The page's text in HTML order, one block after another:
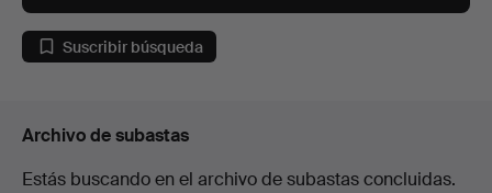
Suscribir búsqueda
Archivo de subastas
Estás buscando en el archivo de subastas concluidas.